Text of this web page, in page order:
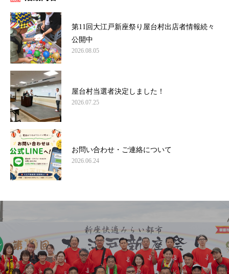
第11回大江戸新座祭り屋台村出店者情報続々
公開中
2026.08.05
屋台村当選者決定しました！
2026.07.25
お問い合わせ・ご連絡について
2026.06.24